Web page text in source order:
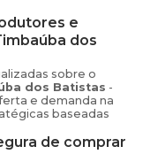
e
dos
sobre o
dos Batistas -
e demanda na
baseadas
de comprar